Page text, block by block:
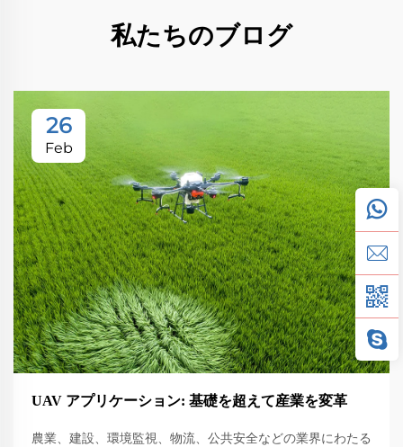
私たちのブログ
26
Feb
UAV アプリケーション: 基礎を超えて産業を変革
農業、建設、環境監視、物流、公共安全などの業界にわたる